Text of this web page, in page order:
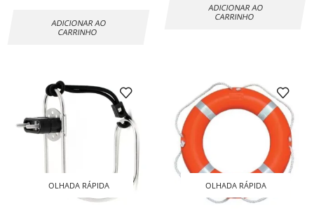
ADICIONAR AO
CARRINHO
ADICIONAR AO
CARRINHO
OLHADA RÁPIDA OLHADA RÁPIDA